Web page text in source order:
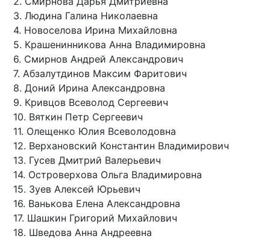
3. Людина Галина Николаевна
4. Новоселова Ирина Михайловна
5. Крашенинникова Анна Владимировна
6. Смирнов Андрей Александрович
7. Абзалутдинов Максим Фаритович
8. Доний Ирина Александровна
9. Кривцов Всеволод Сергеевич
10. Вяткин Петр Сергеевич
11. Олещенко Юлия Всеволодовна
12. Верхановский Константин Владимирович
13. Гусев Дмитрий Валерьевич
14. Островерхова Ольга Владимировна
15. Зуев Алексей Юрьевич
16. Ванькова Елена Александровна
17. Шашкин Григорий Михайлович
18. Шведова Анна Андреевна